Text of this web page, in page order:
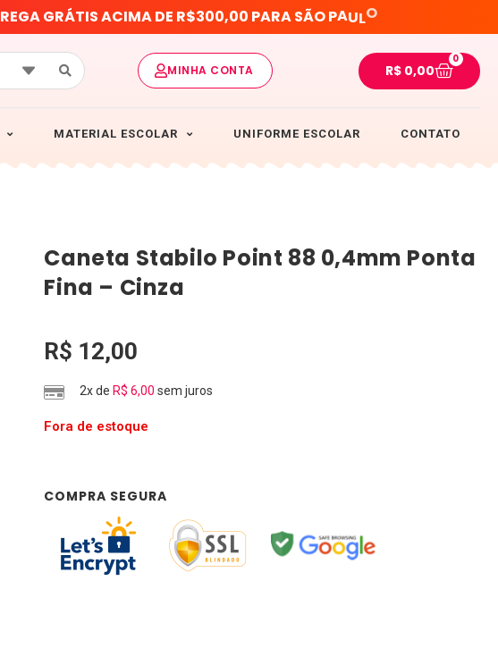
REGAGRÁTISACIMADE R$300,00 PARASÃOPAULO
MINHA CONTA R$0,00
0
MATERIAL ESCOLAR UNIFORME ESCOLAR CONTATO
Caneta Stabilo Point 88 0,4mm Ponta
Fina – Cinza
R$ 12,00
2x de R$ 6,00 sem juros
Fora de estoque
COMPRA SEGURA